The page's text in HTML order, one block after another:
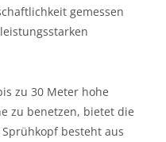
gemessen
zu 30 Meter hohe
zu benetzen, bietet die
besteht aus